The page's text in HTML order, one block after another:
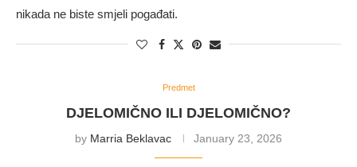
nikada ne biste smjeli pogađati.
Predmet
DJELOMIČNO ILI DJELOMIČNO?
by Marria Beklavac January 23, 2026